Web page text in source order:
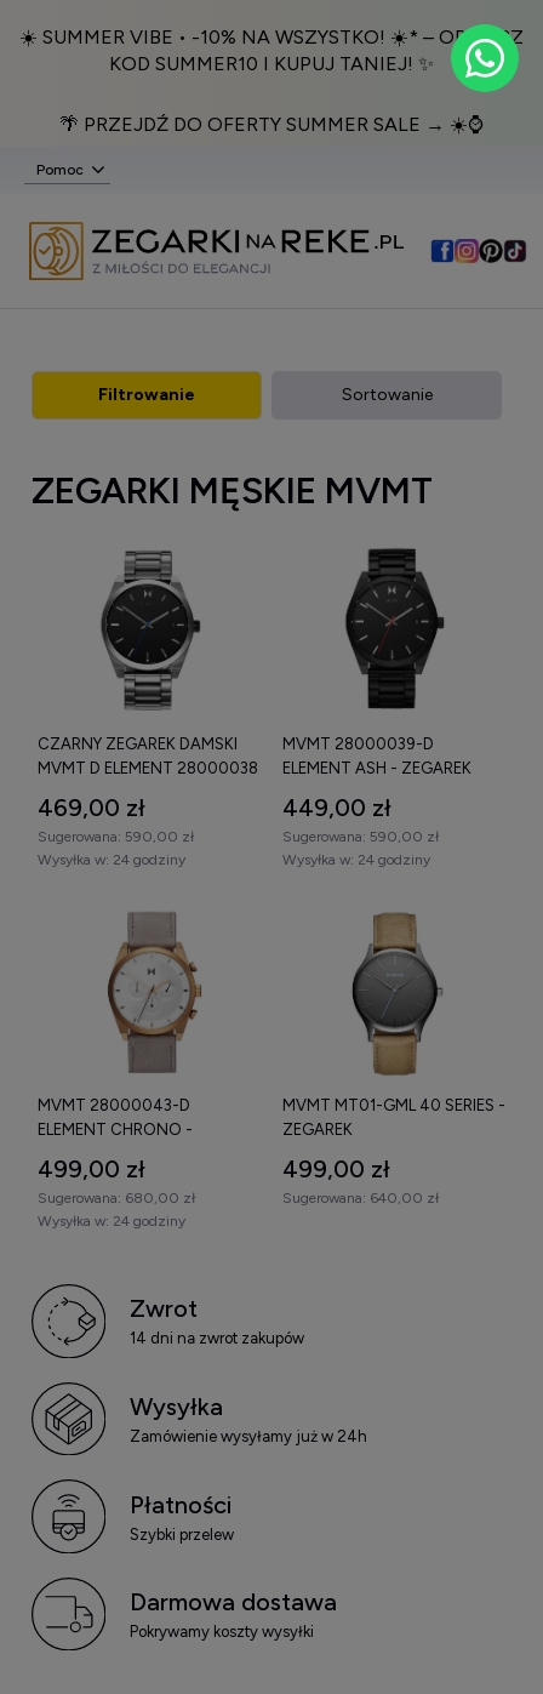
☀️ SUMMER VIBE • -10% NA WSZYSTKO! ☀️* – ODBIERZ
KOD SUMMER10 I KUPUJ TANIEJ! ✨
🌴 PRZEJDŹ DO OFERTY SUMMER SALE → ☀️⌚️
Pomoc
Filtrowanie Sortowanie
ZEGARKI MĘSKIE MVMT
CZARNY ZEGAREK DAMSKI
MVMT D ELEMENT 28000038
469,00 zł
Wysyłka w: 24 godziny
Sugerowana: 590,00 zł
MVMT 28000039-D
ELEMENT ASH - ZEGAREK
449,00 zł
Wysyłka w: 24 godziny
Sugerowana: 590,00 zł
MVMT 28000043-D
ELEMENT CHRONO -
499,00 zł
Wysyłka w: 24 godziny
Sugerowana: 680,00 zł
MVMT MT01-GML 40 SERIES -
ZEGAREK
499,00 zł
Sugerowana: 640,00 zł
Zwrot
14 dni na zwrot zakupów
Wysyłka
Zamówienie wysyłamy już w 24h
Płatności
Szybki przelew
Darmowa dostawa
Pokrywamy koszty wysyłki